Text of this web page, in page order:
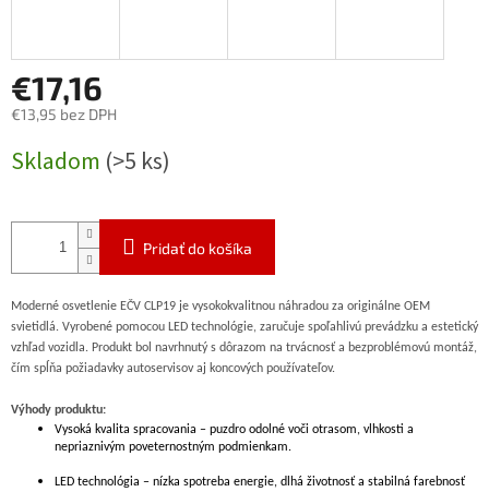
€17,16
€13,95 bez DPH
cena:
Skladom (>5 ks)
Pridať do košíka
Moderné osvetlenie EČV CLP19 je vysokokvalitnou náhradou za originálne OEM
svietidlá. Vyrobené pomocou LED technológie, zaručuje spoľahlivú prevádzku a estetický
vzhľad vozidla. Produkt bol navrhnutý s dôrazom na trvácnosť a bezproblémovú montáž,
čím spĺňa požiadavky autoservisov aj koncových používateľov.
Výhody produktu:
Vysoká kvalita spracovania – puzdro odolné voči otrasom, vlhkosti a
nepriaznivým poveternostným podmienkam.
LED technológia – nízka spotreba energie, dlhá životnosť a stabilná farebnosť